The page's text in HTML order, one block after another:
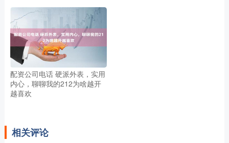
配资公司电话 硬派外表，实用
内心，聊聊我的212为啥越开
越喜欢
相关评论